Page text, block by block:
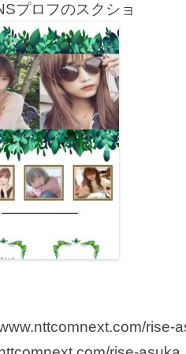
プロフのスクショ
rise-